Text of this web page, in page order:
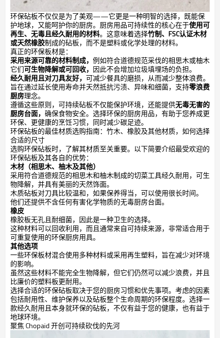
环保砧板不仅仅是为了美观——它更是一种明智的选择，既能保
护地球，又能呵护你的厨房。厨房用品可持续性的核心在于使用可
再生、无毒且经久耐用的材料。这意味着选择竹制、FSC认证木材
或天然橡胶制成的砧板，而不是塑料或化学处理的材料。
真正的环保板材是：
采用来源可靠的材料制成， 例如符合道德规范采伐的相思木或柚木
它们可生物降解或可回收， 因此不会增加垃圾填埋场的负担。
经久耐用且对刀具友好， 可减少餐具的磨损，从而减少整体浪费。
旨在通过延长使用寿命并天然抵抗污渍、异味和细菌，支持零浪费
厨房理念。
遵循这些原则，可持续砧板不仅能保护环境，还能提供无毒无害的
厨房台面， 确保食物安全。选择环保的厨房用品，有助于您养成更
环保、更健康的烹饪习惯，同时减少碳足迹。
环保砧板的最佳材质选购指南：竹木、橡胶及其他材质，如何选择
合适的尺寸
选购环保砧板时，了解其材质至关重要。以下简要介绍最受欢迎的
环保砧板及其各自的优势：
木材（相思木、柚木及其他）
采用符合道德规范的相思木和柚木制成的切菜工具经久耐用，可生
物降解，并具有美丽的天然饰面。
木质砧板对刀具比较温和，如果保养得当，可以使用很长时间。
他们还提供不含任何有害化学物质的无毒厨房台面。
橡皮
橡胶板无孔且耐细菌，因此是一种卫生的选择。
这种材料可以回收利用，而且通常来自可持续来源，非常适合用于
可重复使用的环保厨房用具。
其他选项
一些环保板材混合使用多种材料或采用再生塑料，旨在减少对环境
的影响。
虽然这些材料不能完全生物降解，但它们仍然可以减少浪费，并且
比廉价的塑料板更耐用。
选择合适的环保砧板取决于您的厨房习惯和优先事项。考虑的因素
包括耐用性、维护保养以及砧板整个生命周期的环保程度。选择一
款经久耐用且本身就环保的砧板，不仅有益于您的健康，也有益于
地球环境。
聚焦 Chopaid 开创可持续砍伐的先河